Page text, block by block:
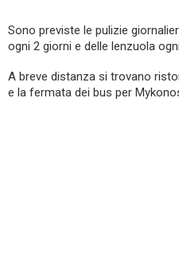
Sono previste le pulizie
ogni 2 giorni e delle lenzuola
A breve distanza si trovano
e la fermata dei bus per